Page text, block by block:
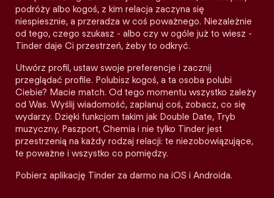
podróży albo kogoś, z kim relacja zaczyna się
niespiesznie, a przeradza w coś poważnego. Niezależnie
od tego, czego szukasz - albo czy w ogóle już to wiesz -
Tinder daje Ci przestrzeń, żeby to odkryć.
Utwórz profil, ustaw swoje preferencje i zacznij
przeglądać profile. Polubisz kogoś, a ta osoba polubi
Ciebie? Macie match. Od tego momentu wszystko zależy
od Was. Wyślij wiadomość, zaplanuj coś, zobacz, co się
wydarzy. Dzięki funkcjom takim jak Double Date, Tryb
muzyczny, Paszport, Chemia i nie tylko Tinder jest
przestrzenią na każdy rodzaj relacji: te niezobowiązujące,
te poważne i wszystko co pomiędzy.
Pobierz aplikację Tinder za darmo na iOS i Androida.